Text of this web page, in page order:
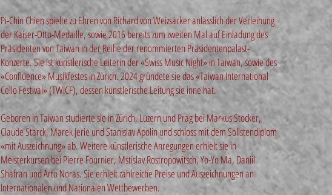
Pi-Chin Chien spielte zu Ehren von Richard von Weizsäcker anlässlich der Verleihung
der Kaiser-Otto-Medaille, sowie 2016 bereits zum zweiten Mal auf Einladung des
Präsidenten von Taiwan in der Reihe der renommierten Präsidentenpalast-
Konzerte. Sie ist künstlerische Leiterin der «Swiss Music Night» in Taiwan, sowie des
«Confluence» Musikfestes in Zürich. 2024 gründete sie das «Taiwan International
Cello Festival» (TWICF), dessen künstlerische Leitung sie inne hat.
Geboren in Taiwan studierte sie in Zürich, Luzern und Prag bei Markus Stocker,
Claude Starck, Marek Jerie und Stanislav Apolin und schloss mit dem Solistendiplom
«mit Auszeichnung» ab. Weitere künstlerische Anregungen erhielt sie in
Meisterkursen bei Pierre Fournier, Mstislav Rostropowitsch, Yo-Yo Ma, Daniil
Shafran und Arto Noras. Sie erhielt zahlreiche Preise und Auszeichnungen an
Internationalen und Nationalen Wettbewerben.